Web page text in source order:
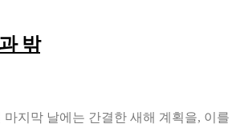
밖
마지막 날에는 간결한 새해 계획을, 이를